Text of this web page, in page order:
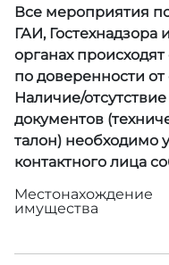
Все мероприятия
ГАИ,
органах
по доверенности
Наличие/
документов
талон) необходимо
контактного лица
Местонахождение
имущества